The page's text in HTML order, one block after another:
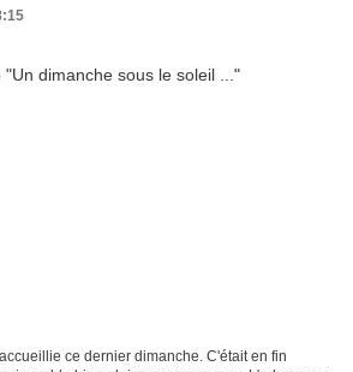
ce dernier dimanche. C'était en fin